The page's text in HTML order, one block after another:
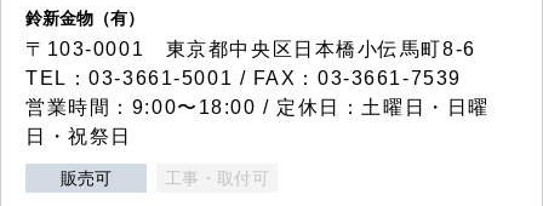
鈴新金物（有）
〒103-0001 東京都中央区日本橋小伝馬町8-6
TEL：03-3661-5001 / FAX：03-3661-7539
営業時間：9:00〜18:00 / 定休日：土曜日・日曜
日・祝祭日
販売可 工事・取付可